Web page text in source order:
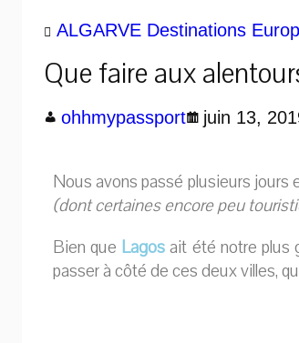
ALGARVE Destinations
Que faire aux
ohhmypassport juin 13,
Nous avons passé plusieurs jours
(dont certaines encore peu
Bien que Lagosait été notre plus
passer à côté de ces deux villes,